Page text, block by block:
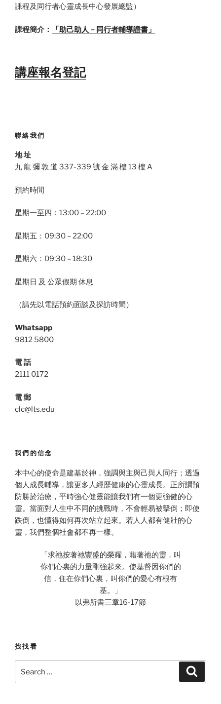
課程及同行者心靈成長中心發展總監）
課程簡介： 「助己助人－同行者輔導證書」
講座報名登記
聯絡我們
地 址
九 龍 彌 敦 道 337-339 號 金 滿 樓 13 樓 A
預約時間
星期一至四：13:00 – 22:00
星期五：09:30 – 22:00
星期六：09:30 – 18:30
星期日 及 公眾假期 休息
（請先以電話預約面談及探訪時間）
Whatsapp
9812 5800
電 話
2111 0172
電 郵
clc@lts.edu
我們的信念
本中心的使命是建基於神，強調與主與己與人同行；透過
個人成長輔導，讓更多人經歷健康的心靈成長。正所謂預
防勝於治療，平時強心健靈能讓我們有一個更強健的心
靈。當面對人生中不同的挑戰時，不會輕易被擊倒；即使
跌倒，也懂得如何再次站立起來。若人人都有健壯的心
靈，我們整個社會都不再一樣。
「求祂按著祂豐盛的榮耀，藉著祂的靈，叫
你們心裏的力量剛強起來。使基督因你們的
信，住在你們心裏，叫你們的愛心有根有
基。」
以弗所書三章16-17節
找找看
for: